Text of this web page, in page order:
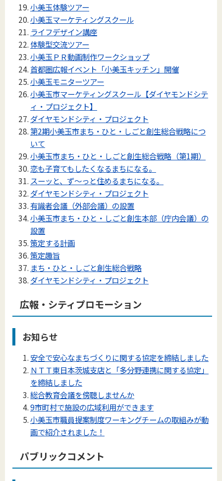
小美玉体験ツアー
小美玉マーケティングスクール
ライフデザイン講座
体験型交流ツアー
小美玉ＰＲ動画制作ワークショップ
首都圏広報イベント「小美玉キッチン」開催
小美玉モニターツアー
小美玉市マーケティングスクール【ダイヤモンドシテ
ィ・プロジェクト】
ダイヤモンドシティ・プロジェクト
第2期小美玉市まち・ひと・しごと創生総合戦略につ
いて
小美玉市まち・ひと・しごと創生総合戦略（第1期）
恋も子育てもしたくなるまちになる。
スーッと、ず～っと住めるまちになる。
ダイヤモンドシティ・プロジェクト
有識者会議（外部会議）の設置
小美玉市まち・ひと・しごと創生本部（庁内会議）の
設置
策定する計画
策定趣旨
まち・ひと・しごと創生総合戦略
ダイヤモンドシティ・プロジェクト
広報・シティプロモーション
お知らせ
安全で安心なまちづくりに関する協定を締結しました
ＮＴＴ東日本茨城支店と「多分野連携に関する協定」
を締結しました
総合教育会議を傍聴しませんか
9市町村で施設の広域利用ができます
小美玉市職員提案制度ワーキングチームの取組みが動
画で紹介されました！
パブリックコメント